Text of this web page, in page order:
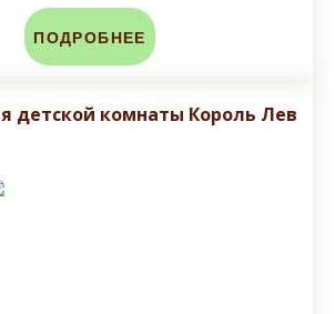
ПОДРОБНЕЕ
детской комнаты Король Лев